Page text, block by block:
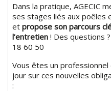
Dans la pratique, AGECIC
ses stages liés aux poêles
etpropose son parcours
l’entretien ! Des questions
18 60 50
Vous êtes un
jour sur ces nouvelles
: